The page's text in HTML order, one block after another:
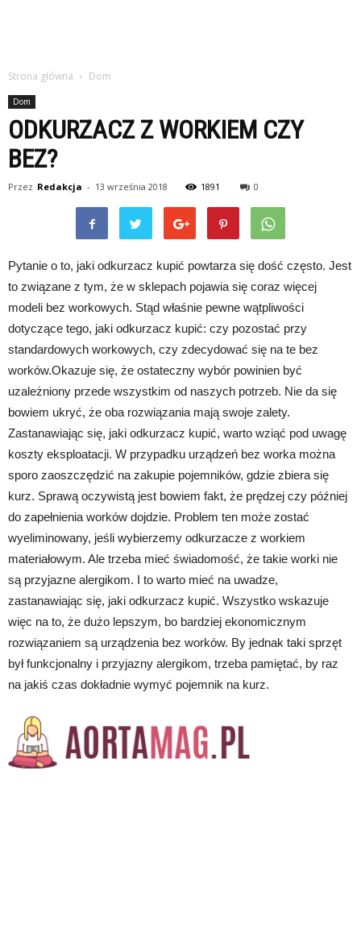
Strona główna Dom
Dom
ODKURZACZ Z WORKIEM CZY
BEZ?
Przez Redakcja - 13 września 2018 1891 0
Pytanie o to, jaki odkurzacz kupić powtarza się dość często. Jest
to związane z tym, że w sklepach pojawia się coraz więcej
modeli bez workowych. Stąd właśnie pewne wątpliwości
dotyczące tego, jaki odkurzacz kupić: czy pozostać przy
standardowych workowych, czy zdecydować się na te bez
worków.Okazuje się, że ostateczny wybór powinien być
uzależniony przede wszystkim od naszych potrzeb. Nie da się
bowiem ukryć, że oba rozwiązania mają swoje zalety.
Zastanawiając się, jaki odkurzacz kupić, warto wziąć pod uwagę
koszty eksploatacji. W przypadku urządzeń bez worka można
sporo zaoszczędzić na zakupie pojemników, gdzie zbiera się
kurz. Sprawą oczywistą jest bowiem fakt, że prędzej czy później
do zapełnienia worków dojdzie. Problem ten może zostać
wyeliminowany, jeśli wybierzemy odkurzacze z workiem
materiałowym. Ale trzeba mieć świadomość, że takie worki nie
są przyjazne alergikom. I to warto mieć na uwadze,
zastanawiając się, jaki odkurzacz kupić. Wszystko wskazuje
więc na to, że dużo lepszym, bo bardziej ekonomicznym
rozwiązaniem są urządzenia bez worków. By jednak taki sprzęt
był funkcjonalny i przyjazny alergikom, trzeba pamiętać, by raz
na jakiś czas dokładnie wymyć pojemnik na kurz.